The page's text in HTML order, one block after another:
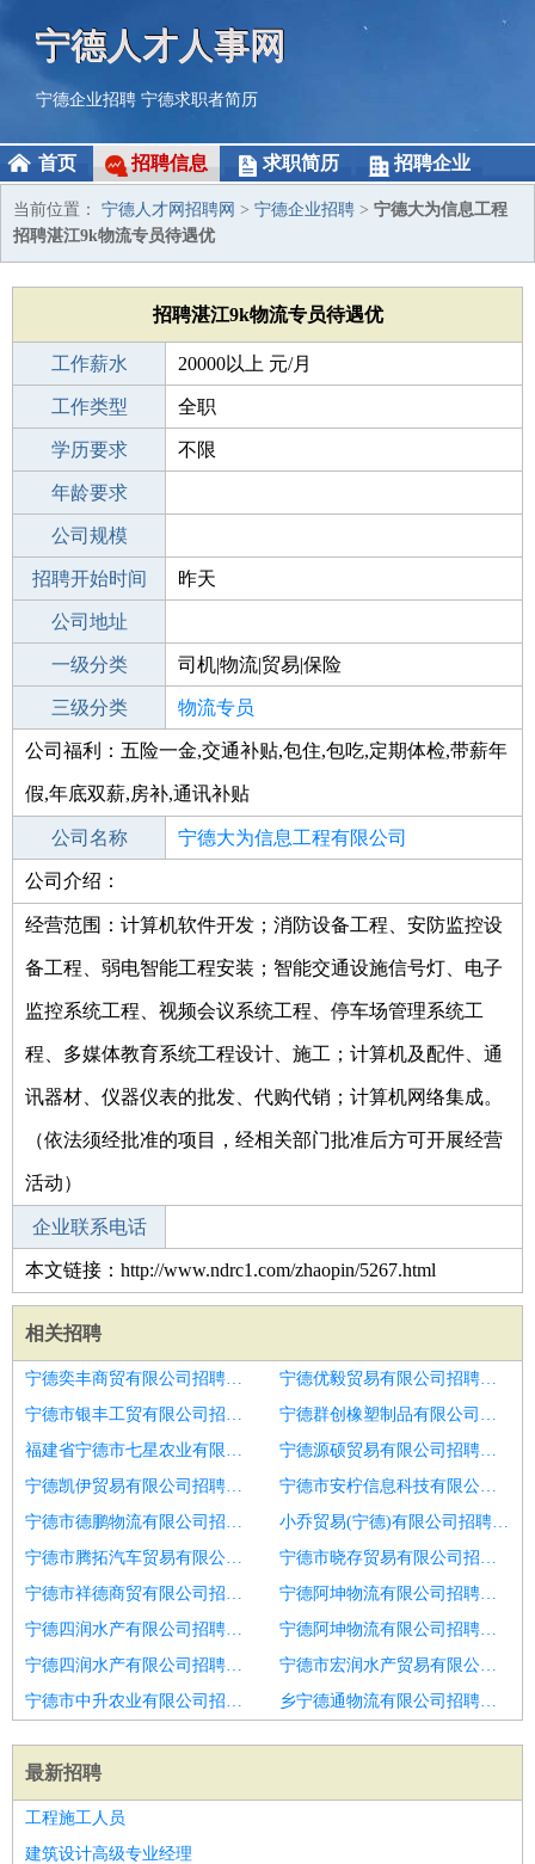
宁德人才人事网
宁德企业招聘 宁德求职者简历
首页 招聘信息 求职简历 招聘企业
当前位置： 宁德人才网招聘网 > 宁德企业招聘 > 宁德大为信息工程
招聘湛江9k物流专员待遇优
招聘湛江9k物流专员待遇优
工作薪水 20000以上 元/月
招聘人数 若干
工作类型 全职
性别要求 -
学历要求 不限
工作经验
年龄要求
工作地点
公司规模
公司电话
招聘开始时间 昨天
招聘结束时间
公司地址
一级分类 司机|物流|贸易|保险
二级分类 物流/仓储
三级分类 物流专员
其他行业 计算机|互联网|通信|电子
公司福利：五险一金,交通补贴,包住,包吃,定期体检,带薪年
假,年底双薪,房补,通讯补贴
公司名称 宁德大为信息工程有限公司
公司类型
公司介绍：
经营范围：计算机软件开发；消防设备工程、安防监控设
备工程、弱电智能工程安装；智能交通设施信号灯、电子
监控系统工程、视频会议系统工程、停车场管理系统工
程、多媒体教育系统工程设计、施工；计算机及配件、通
讯器材、仪器仪表的批发、代购代销；计算机网络集成。
（依法须经批准的项目，经相关部门批准后方可开展经营
活动）
企业联系电话
本文链接：http://www.ndrc1.com/zhaopin/5267.html
相关招聘
宁德奕丰商贸有限公司招聘国际快递物流业务员
宁德优毅贸易有限公司招聘潮州9k物流专员待遇优
宁德市银丰工贸有限公司招聘物流专员
宁德群创橡塑制品有限公司招聘乌海物流跟车无需经验包三餐
福建省宁德市七星农业有限公司招聘石嘴山物流跟车无需经验包三餐
宁德源硕贸易有限公司招聘广元物流专员月休八天
宁德凯伊贸易有限公司招聘新乡9k物流专员待遇优
宁德市安柠信息科技有限公司招聘物流专员
宁德市德鹏物流有限公司招聘长沙物流专员月休十天
小乔贸易(宁德)有限公司招聘物流专员
宁德市腾拓汽车贸易有限公司招聘重庆物流专员月休十天
宁德市晓存贸易有限公司招聘泉州物流专员月休10天
宁德市祥德商贸有限公司招聘吕梁物流专员月休十天
宁德阿坤物流有限公司招聘吕梁物流专员月休八天
宁德四润水产有限公司招聘肇庆物流专员月休10天
宁德阿坤物流有限公司招聘吕梁物流专员月休十天
宁德四润水产有限公司招聘肇庆物流专员月休八天
宁德市宏润水产贸易有限公司招聘长治物流专员9千当天上岗
宁德市中升农业有限公司招聘长治物流专员月入上万
乡宁德通物流有限公司招聘丹东物流跟车无需经验包三餐
最新招聘
工程施工人员
建筑设计高级专业经理